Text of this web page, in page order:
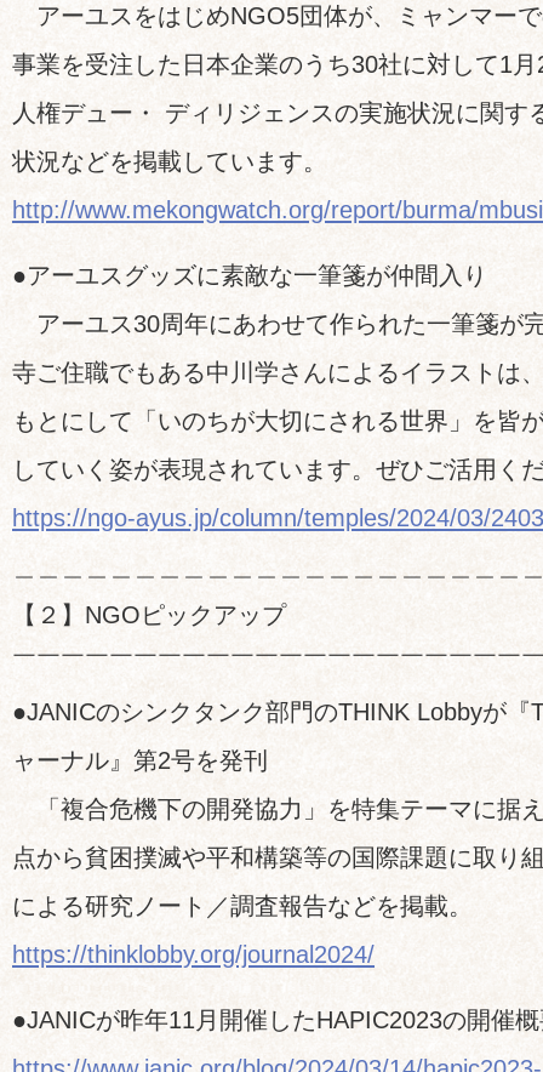
アーユスをはじめNGO5団体が、ミャンマー
事業を受注した日本企業のうち30社に対して1
人権デュー・ ディリジェンスの実施状況に関す
状況などを掲載しています。
http://www.mekongwatch.org/report/burma/
●アーユスグッズに素敵な一筆箋が仲間入り
アーユス30周年にあわせて作られた一筆箋が
寺ご住職でもある中川学さんによるイラストは
もとにして「いのちが大切にされる世界」を皆
していく姿が表現されています。ぜひご活用く
https://ngo-ayus.jp/column/temples/2024/03/
【２】NGOピックアップ
￣￣￣￣￣￣￣￣￣￣￣￣￣￣￣￣￣￣￣￣￣
●JANICのシンクタンク部門のTHINK Lobbyが『
ャーナル』第2号を発刊
「複合危機下の開発協力」を特集テーマに据
点から貧困撲滅や平和構築等の国際課題に取り
による研究ノート／調査報告などを掲載。
https://thinklobby.org/journal2024/
●JANICが昨年11月開催したHAPIC2023の開催